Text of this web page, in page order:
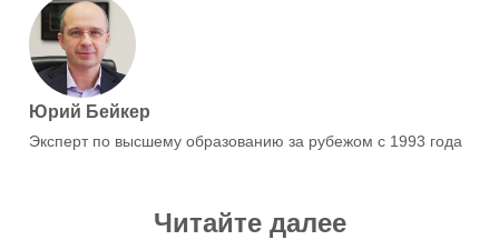
Юрий Бейкер
Эксперт по высшему образованию за рубежом с 1993 года
Читайте далее